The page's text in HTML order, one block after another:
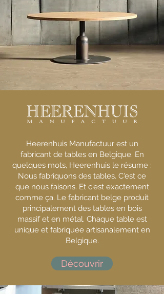
Heerenhuis Manufactuur est un
fabricant de tables en Belgique. En
quelques mots, Heerenhuis le résume :
Nous fabriquons des tables. C'est ce
que nous faisons. Et c'est exactement
comme ça. Le fabricant belge produit
principalement des tables en bois
massif et en métal. Chaque table est
unique et fabriquée artisanalement en
Belgique.
Découvrir